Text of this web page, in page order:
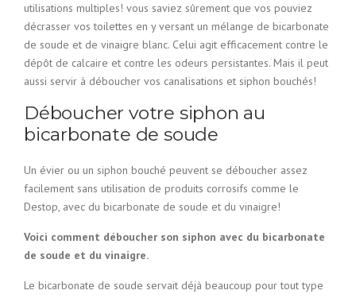
utilisations multiples! vous saviez sûrement que vos pouviez
décrasser vos toilettes en y versant un mélange de bicarbonate
de soude et de vinaigre blanc. Celui agit efficacement contre le
dépôt de calcaire et contre les odeurs persistantes. Mais il peut
aussi servir à déboucher vos canalisations et siphon bouchés!
Déboucher votre siphon au
bicarbonate de soude
Un évier ou un siphon bouché peuvent se déboucher assez
facilement sans utilisation de produits corrosifs comme le
Destop, avec du bicarbonate de soude et du vinaigre!
Voici comment déboucher son siphon avec du bicarbonate
de soude et du vinaigre.
Le bicarbonate de soude servait déjà beaucoup pour tout type